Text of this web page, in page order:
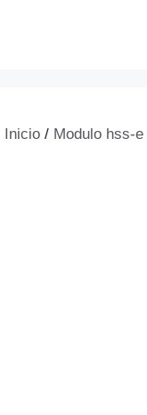
Inicio / Modulo hss-e